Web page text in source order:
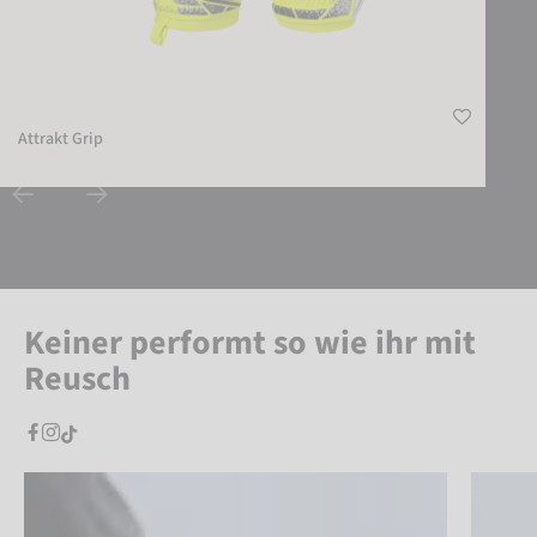
Attrakt Grip
Keiner performt so wie ihr mit
Reusch